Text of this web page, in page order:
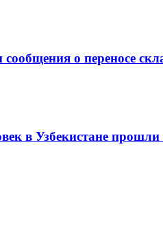
о переносе
в Узбекистане